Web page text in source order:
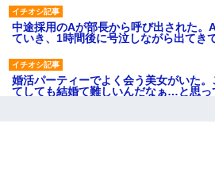
中途採用のAが部長から呼び出された。
ていき、1時間後に号泣しながら出てき
婚活パーティーでよく会う美女がいた
てしても結婚て難しいんだなぁ…と思っ